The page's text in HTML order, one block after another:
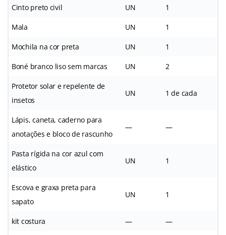
Cinto preto civil UN 1
Mala UN 1
Mochila na cor preta UN 1
Boné branco liso sem marcas UN 2
Protetor solar e repelente de
insetos
UN 1 de cada
Lápis, caneta, caderno para
anotações e bloco de rascunho
— —
Pasta rígida na cor azul com
elástico
UN 1
Escova e graxa preta para
sapato
UN 1
kit costura — —